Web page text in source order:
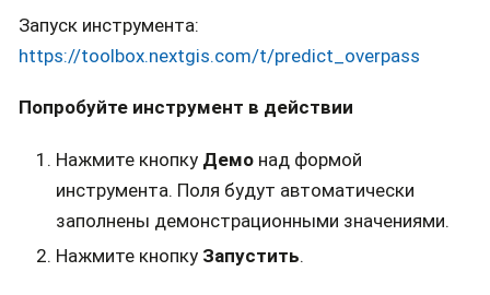
Запуск инструмента:
https://toolbox.nextgis.com/t/predict_overpass
Попробуйте инструмент в действии
Нажмите кнопку Демо над формой
инструмента. Поля будут автоматически
заполнены демонстрационными значениями.
Нажмите кнопку Запустить.